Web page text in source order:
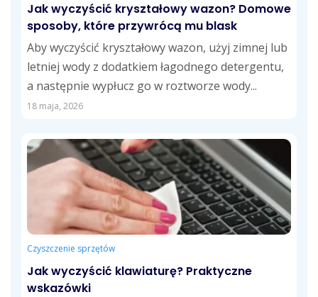
Jak wyczyścić kryształowy wazon? Domowe
sposoby, które przywrócą mu blask
Aby wyczyścić kryształowy wazon, użyj zimnej lub
letniej wody z dodatkiem łagodnego detergentu,
a następnie wypłucz go w roztworze wody...
18 maja, 2026
Czyszczenie sprzętów
Jak wyczyścić klawiaturę? Praktyczne
wskazówki